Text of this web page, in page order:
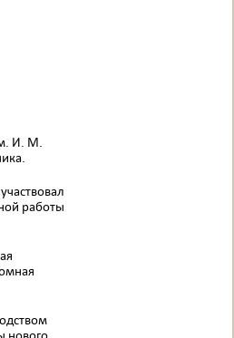
И. М.
ра­боты
нового